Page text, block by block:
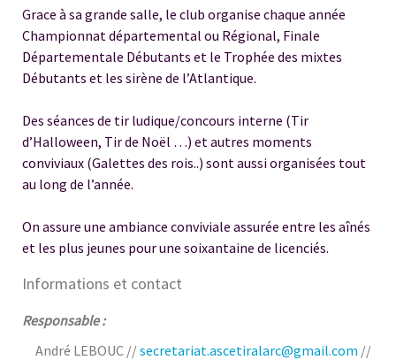
Grace à sa grande salle, le club organise chaque année
Championnat départemental ou Régional, Finale
Départementale Débutants et le Trophée des mixtes
Débutants et les sirène de l’Atlantique.
Des séances de tir ludique/concours interne (Tir
d’Halloween, Tir de Noël …) et autres moments
conviviaux (Galettes des rois..) sont aussi organisées tout
au long de l’année.
On assure une ambiance conviviale assurée entre les aînés
et les plus jeunes pour une soixantaine de licenciés.
Informations et contact
Responsable:
André LEBOUC //secretariat.ascetiralarc@gmail.com //